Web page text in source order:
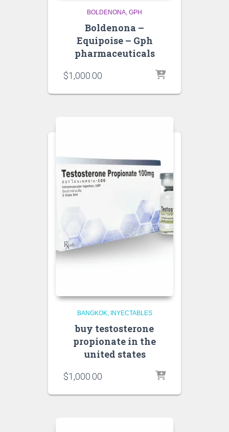
BOLDENONA GPH
Boldenona –
Equipoise – Gph
pharmaceuticals
$1,000.00
BANGKOK INYECTABLES
buy testosterone
propionate in the
united states
$1,000.00